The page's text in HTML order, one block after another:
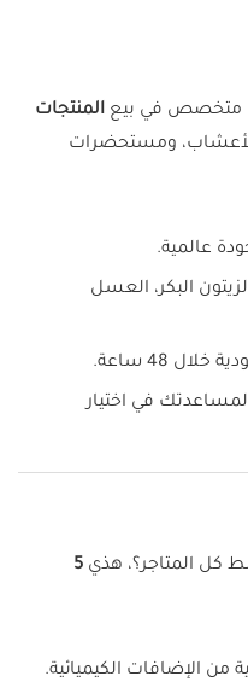
متخصص في بيع المنتجات
الأعشاب، ومستحضرات
عالمية.
البكر، العسل
48 ساعة.
في اختيار
كل المتاجر؟، هذي 5
من الإضافات الكيميائية.